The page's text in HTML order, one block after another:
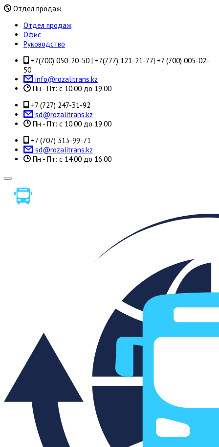
Отдел продаж
Отдел продаж
Офис
Руководство
+7(700) 050-20-50 | +7(777) 121-21-77| +7 (700) 005-02-
50
info@rozalitrans.kz
Пн - Пт: с 10.00 до 19.00
+7 (727) 247-31-92
sd@rozalitrans.kz
Пн - Пт: с 10.00 до 19.00
+7 (707) 313-99-71
sd@rozalitrans.kz
Пн - Пт: с 14.00 до 16.00